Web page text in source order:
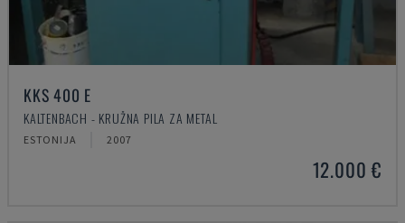
KKS 400 E
KALTENBACH - KRUŽNA PILA ZA METAL
ESTONIJA 2007
12.000 €